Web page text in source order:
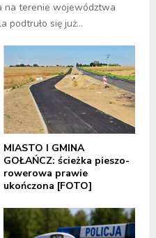
na terenie województwa
podtruło się już...
MIASTO I GMINA
GOŁAŃCZ: ścieżka pieszo-
rowerowa prawie
ukończona [FOTO]